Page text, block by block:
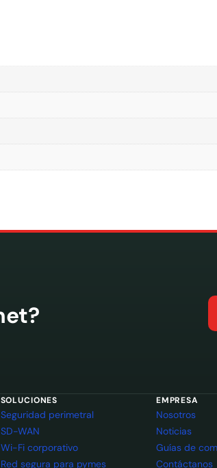
SOLUCIONES
Seguridad perimetral
SD-WAN
Wi-Fi corporativo
Red segura para pymes
EMPRESA
Nosotros
Noticias
Guías de
Contáctanos